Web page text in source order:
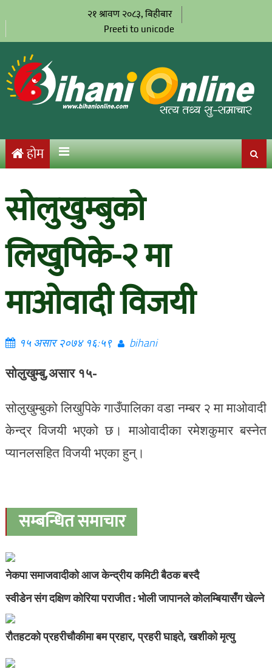
२१ श्रावण २०८३, बिहीबार
Preeti to unicode
होम
सोलुखुम्बुको
लिखुपिके-२ मा
माओवादी विजयी
१५ असार २०७४ १६:५९ bihani
सोलुखुम्बु,असार १५-
सोलुखुम्बुको लिखुपिके गाउँपालिका वडा नम्बर २ मा माओवादी
केन्द्र विजयी भएको छ। माओवादीका रमेशकुमार बस्नेत
प्यानलसहित विजयी भएका हुन्।
सम्बन्धित समाचार
नेकपा समाजवादीको आज केन्द्रीय कमिटी बैठक बस्दै
स्वीडेन संग दक्षिण कोरिया पराजीत : भोली जापानले कोलम्बियासँग खेल्ने
रौतहटको प्रहरीचौकीमा बम प्रहार, प्रहरी घाइते, खशीको मृत्यु